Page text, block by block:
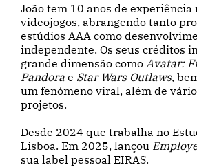
João tem 10 anos de
videojogos, abrangendo tanto
estúdios AAA como
independente. Os seus créditos
grande dimensão como Avatar:
Pandora e Star Wars Outlaws,
um fenómeno viral, além de
projetos.
Desde 2024 que trabalha no
Lisboa. Em 2025, lançou
sua label pessoal EIRAS.